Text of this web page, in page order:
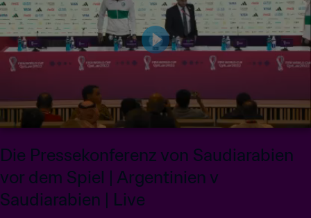
Die Pressekonferenz von Saudiarabien
vor dem Spiel | Argentinien v
Saudiarabien | Live